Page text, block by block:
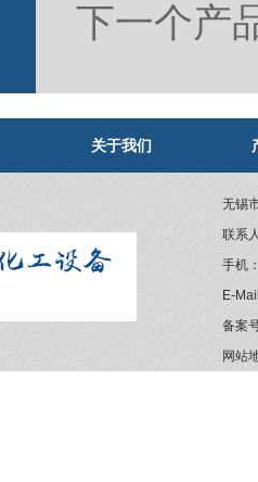
下一个产
关于我们
无锡
联系
手机
E-
备案
网站